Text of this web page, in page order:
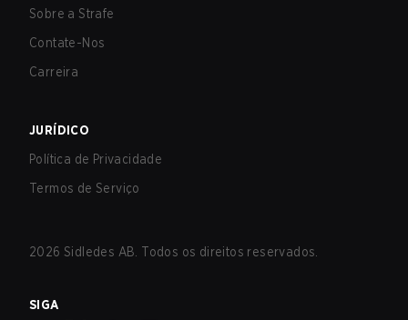
Sobre a Strafe
Contate-Nos
Carreira
JURÍDICO
Política de Privacidade
Termos de Serviço
2026 Sidledes AB. Todos os direitos reservados.
SIGA